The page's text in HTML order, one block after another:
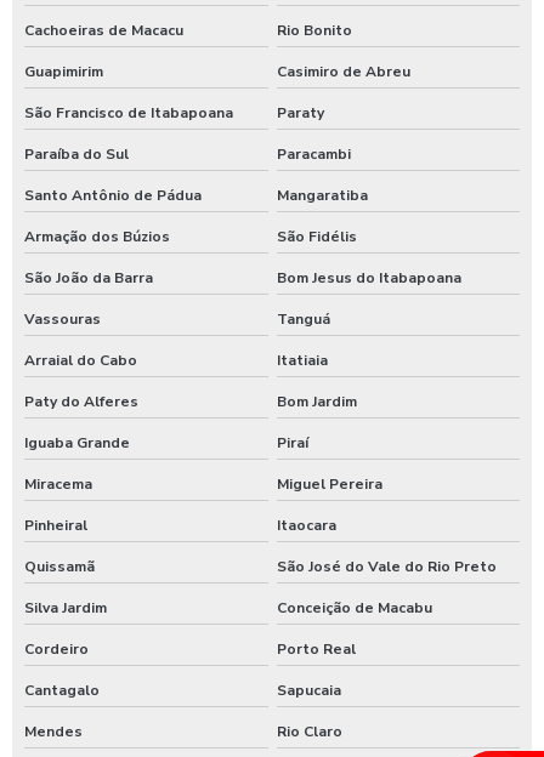
Germicida automotivo
Germicida para carros
Higienização automotiva
Higienização automotiva contra covid 19
Higienização automotiva preço
Higienização automotiva a seco
Higienização automotiva valor
Higienização automotiva a vapor
Lava caminhões
Lava ônibus
Lava rápido self service em posto de gasolina
Lavador de ônibus preco
Lavadora de alta pressão com controle remoto
Lavadora de alta pressão para lavar caminhões
Lavadora de alta pressão para lavar ônibus
Cachoeiras de Macacu Rio Bonito
Guapimirim Casimiro de Abreu
São Francisco de Itabapoana Paraty
Paraíba do Sul Paracambi
Santo Antônio de Pádua Mangaratiba
Armação dos Búzios São Fidélis
São João da Barra Bom Jesus do Itabapoana
Vassouras Tanguá
Arraial do Cabo Itatiaia
Paty do Alferes Bom Jardim
Iguaba Grande Piraí
Miracema Miguel Pereira
Pinheiral Itaocara
Quissamã São José do Vale do Rio Preto
Silva Jardim Conceição de Macabu
Cordeiro Porto Real
Cantagalo Sapucaia
Mendes Rio Claro